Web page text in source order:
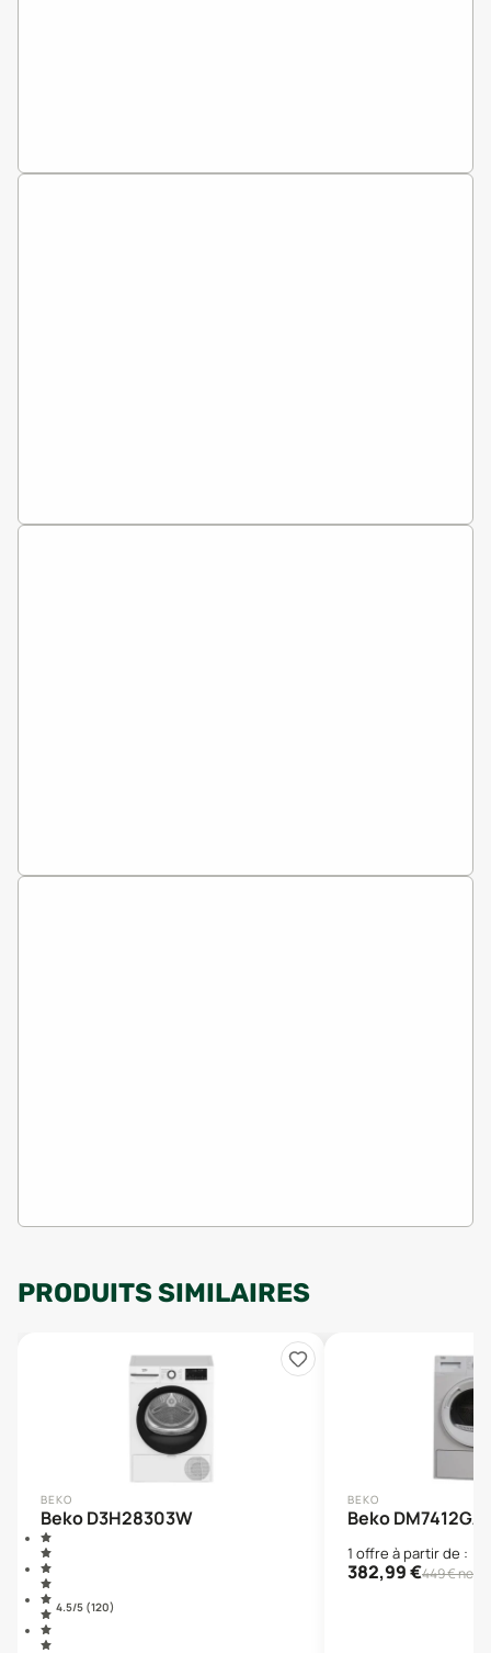
PRODUITS SIMILAIRES
BEKO
Beko D3H28303W
4.5/5 (120)
BEKO
Beko
1 offre à partir de :
382,99€449€ neuf